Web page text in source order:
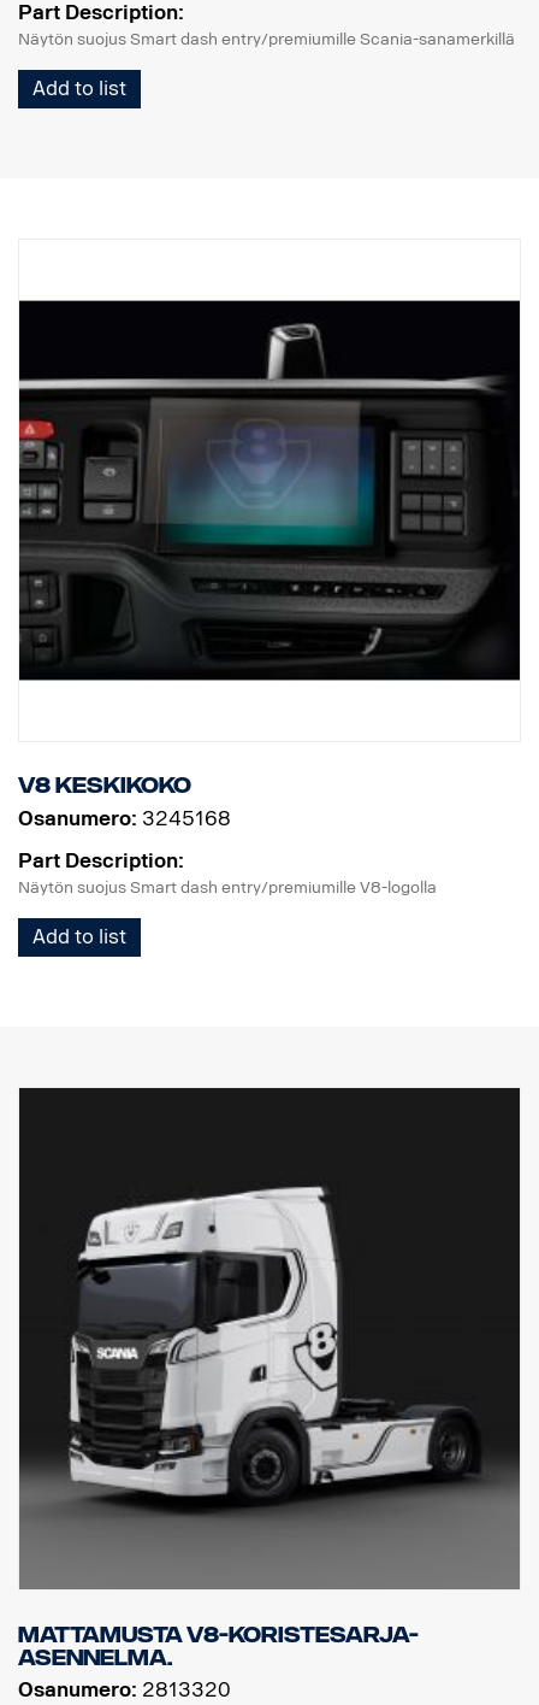
Part Description:
Näytön suojus Smart dash entry/premiumille Scania-sanamerkillä
Add to list
V8 keskikoko
Osanumero: 3245168
Part Description:
Näytön suojus Smart dash entry/premiumille V8-logolla
Add to list
Mattamusta V8-koristesarja-
asennelma.
Osanumero: 2813320